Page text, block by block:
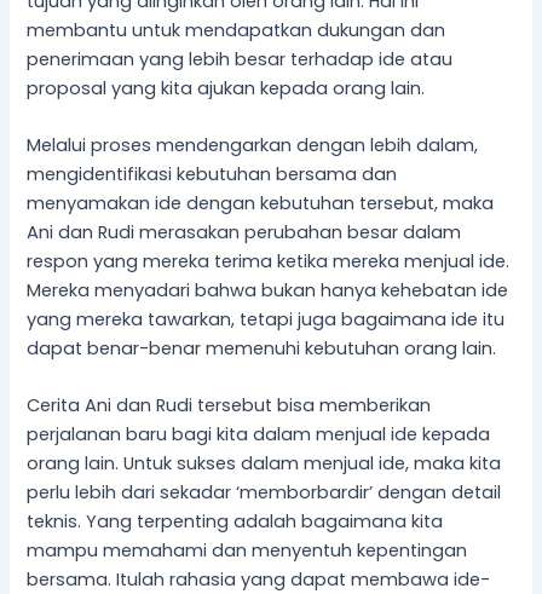
membantu untuk mendapatkan dukungan dan
penerimaan yang lebih besar terhadap ide atau
proposal yang kita ajukan kepada orang lain.
Melalui proses mendengarkan dengan lebih dalam,
mengidentifikasi kebutuhan bersama dan
menyamakan ide dengan kebutuhan tersebut, maka
Ani dan Rudi merasakan perubahan besar dalam
respon yang mereka terima ketika mereka menjual ide.
Mereka menyadari bahwa bukan hanya kehebatan ide
yang mereka tawarkan, tetapi juga bagaimana ide itu
dapat benar-benar memenuhi kebutuhan orang lain.
Cerita Ani dan Rudi tersebut bisa memberikan
perjalanan baru bagi kita dalam menjual ide kepada
orang lain. Untuk sukses dalam menjual ide, maka kita
perlu lebih dari sekadar ‘memborbardir’ dengan detail
teknis. Yang terpenting adalah bagaimana kita
mampu memahami dan menyentuh kepentingan
bersama. Itulah rahasia yang dapat membawa ide-